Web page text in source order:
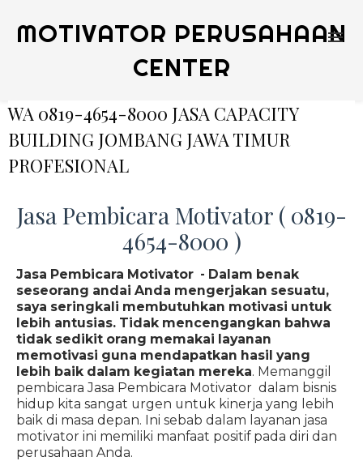
MOTIVATOR PERUSAHAAN
CENTER
WA 0819-4654-8000 JASA CAPACITY
BUILDING JOMBANG JAWA TIMUR
PROFESIONAL
Jasa Pembicara Motivator ( 0819-
4654-8000 )
Jasa Pembicara Motivator - Dalam benak
seseorang andai Anda mengerjakan sesuatu,
saya seringkali membutuhkan motivasi untuk
lebih antusias. Tidak mencengangkan bahwa
tidak sedikit orang memakai layanan
memotivasi guna mendapatkan hasil yang
lebih baik dalam kegiatan mereka. Memanggil
pembicara Jasa Pembicara Motivator dalam bisnis
hidup kita sangat urgen untuk kinerja yang lebih
baik di masa depan. Ini sebab dalam layanan jasa
motivator ini memiliki manfaat positif pada diri dan
perusahaan Anda.